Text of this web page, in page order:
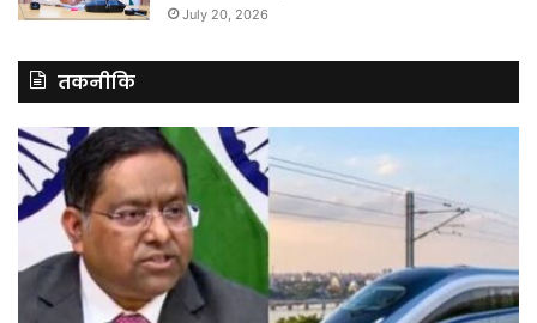
July 20, 2026
तकनीकि